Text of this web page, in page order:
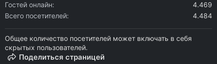
Гостей онлайн
4.469
Всего посетителей
4.484
Общее количество посетителей может включать в себя
скрытых пользователей.
Поделиться страницей